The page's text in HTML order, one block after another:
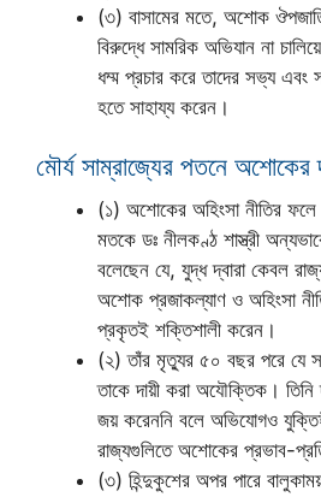
(৩) বাসামের মতে, অশোক
বিরুদ্ধে সামরিক অভিযান না
ধম্ম প্রচার করে তাদের সভ্য এবং
হতে সাহায্য করেন।
মৌর্য সাম্রাজ্যের পতনে অশোকের
(১) অশোকের অহিংসা নীতির
মতকে ডঃ নীলকণ্ঠ শাস্ত্রী
বলেছেন যে, যুদ্ধ দ্বারা কেবল
অশোক প্রজাকল্যাণ ও অহিংসা
প্রকৃতই শক্তিশালী করেন।
(২) তাঁর মৃত্যুর ৫০ বছর পরে যে
তাকে দায়ী করা অযৌক্তিক। তিনি
জয় করেননি বলে অভিযোগও
রাজ্যগুলিতে অশোকের প্রভাব-
(৩) হিন্দুকুশের অপর পারে